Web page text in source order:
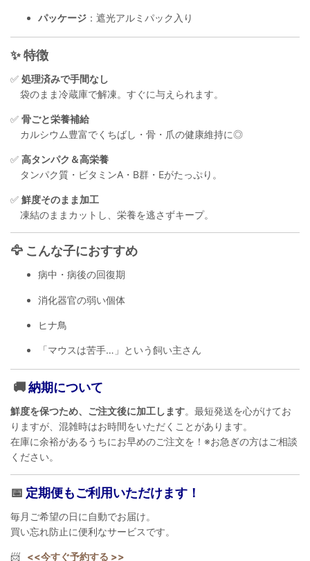
パッケージ ：遮光アルミパック入り
✨ 特徴
✅ 処理済みで手間なし
袋のまま冷蔵庫で解凍。すぐに与えられます。
✅ 骨ごと栄養補給
カルシウム豊富でくちばし・骨・爪の健康維持に◎
✅ 高タンパク＆高栄養
タンパク質・ビタミンA・B群・Eがたっぷり。
✅ 鮮度そのまま加工
凍結のままカットし、栄養を逃さずキープ。
🦅 こんな子におすすめ
病中・病後の回復期
消化器官の弱い個体
ヒナ鳥
「マウスは苦手…」という飼い主さん
🚚納期について
鮮度を保つため、ご注文後に加工します。最短発送を心がけてお
りますが、混雑時はお時間をいただくことがあります。
在庫に余裕があるうちにお早めのご注文を！※お急ぎの方はご相談
ください。
📅 定期便もご利用いただけます！
毎月ご希望の日に自動でお届け。
買い忘れ防止に便利なサービスです。
📨 <<今すぐ予約する >>